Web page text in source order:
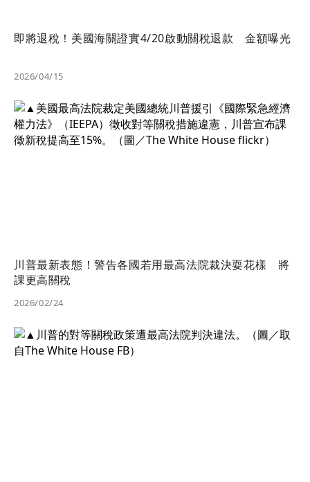
即將退稅！美國海關證實4/20啟動關稅退款 金額曝光
2026/04/15
川普最新表態！警告各國若用最高法院裁決耍花樣 將
課更高關稅
2026/02/24